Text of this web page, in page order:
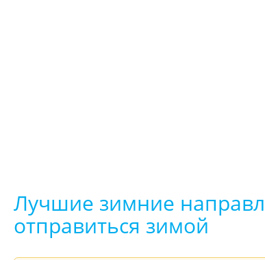
Лучшие зимние
отправиться зимой